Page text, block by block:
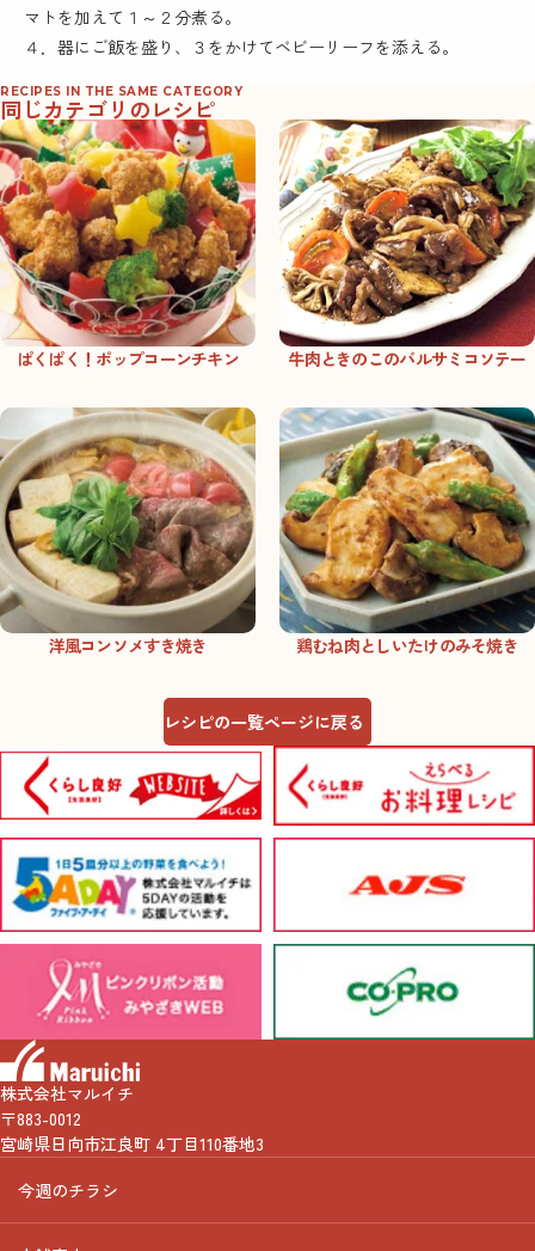
マトを加えて１～２分煮る。
４．器にご飯を盛り、３をかけてベビーリーフを添える。
RECIPES IN THE SAME CATEGORY
同じカテゴリのレシピ
ぱくぱく！ポップコーンチキン 牛肉ときのこのバルサミコソテー
洋風コンソメすき焼き 鶏むね肉としいたけのみそ焼き
レシピの一覧ページに戻る
株式会社マルイチ
〒883-0012
宮崎県日向市江良町 4丁目110番地3
今週のチラシ